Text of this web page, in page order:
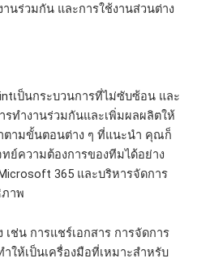
านร่วมกัน และการใช้งานส่วนต่าง
เป็นกระบวนการที่ไม่ซับซ้อน และ
ทำงานร่วมกันและเพิ่มผลผลิตให้
ตามขั้นตอนต่าง ๆ ที่แนะนำ คุณก็
ย์ความต้องการของทีมได้อย่าง
365 และบริหารจัดการ
ภาพ
ช่น การแชร์เอกสาร การจัดการ
ให้เป็นเครื่องมือที่เหมาะสำหรับ